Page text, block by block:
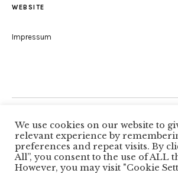
WEBSITE
Impressum
Folge uns
Facebook
We use cookies on our website to
relevant experience by
preferences and repeat visits. By
All”, you consent to the use of ALL
However, you may visit "Cookie